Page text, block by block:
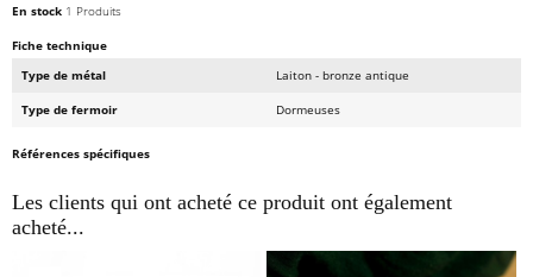
En stock 1 Produits
Fiche technique
Type de métal
Laiton - bronze antique
Type de fermoir Dormeuses
Références spécifiques
Les clients qui ont acheté ce produit ont également
acheté...